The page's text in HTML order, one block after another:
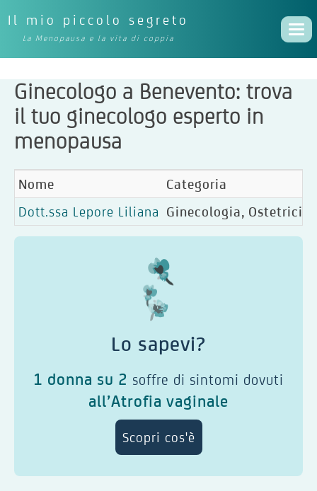
Il mio piccolo segreto
La Menopausa e la vita di coppia
Ginecologo a Benevento: trova
il tuo ginecologo esperto in
menopausa
Nome
Categoria
Dott.ssa Lepore Liliana Ginecologia, Ostetricia
Lo sapevi?
1 donna su 2 soffre di sintomi dovuti
all’Atrofia vaginale
Scopri cos'è